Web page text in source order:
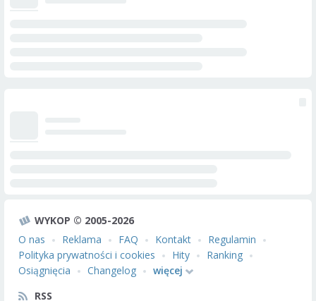
WYKOP © 2005-2026
O nas
Reklama FAQ Kontakt
Regulamin
Polityka prywatności i cookies
Hity
Ranking
Osiągnięcia
Changelog
więcej
RSS